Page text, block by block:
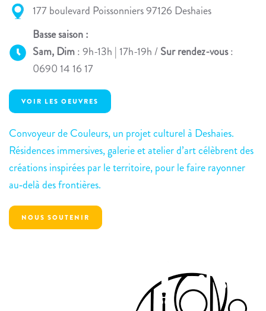
177 boulevard Poissonniers 97126 Deshaies
Basse saison :
Sam, Dim: 9h-13h | 17h-19h /Sur rendez-vous:
0690 14 16 17
VOIR LES OEUVRES
Convoyeur de Couleurs, un projet culturel à Deshaies.
Résidences immersives, galerie et atelier d’art célèbrent des
créations inspirées par le territoire, pour le faire rayonner
au‑delà des frontières.
NOUS SOUTENIR